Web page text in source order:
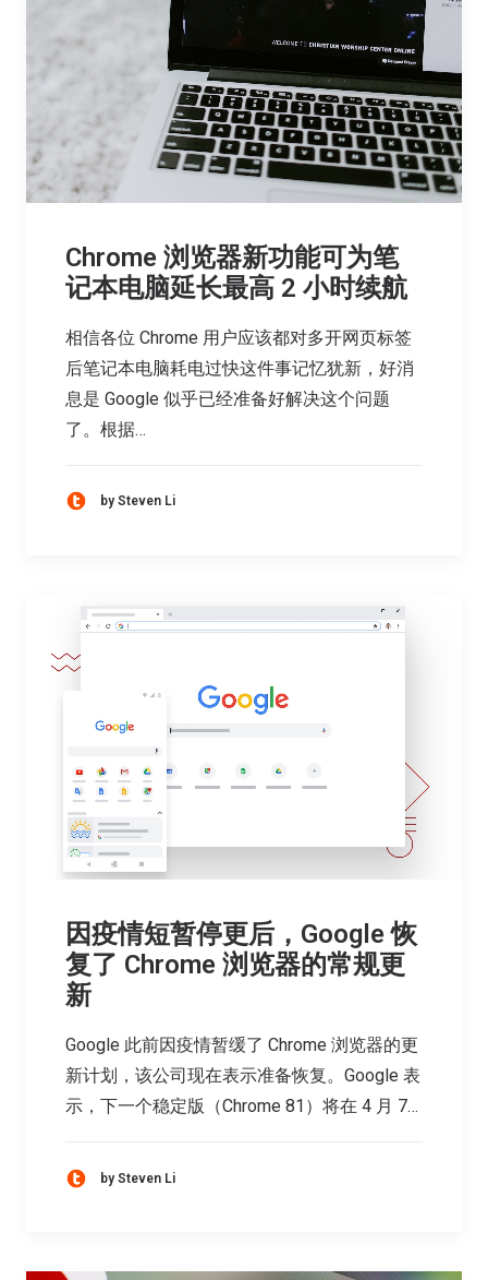
Chrome 浏览器新功能可为笔
记本电脑延长最高 2 小时续航
相信各位 Chrome 用户应该都对多开网页标签
后笔记本电脑耗电过快这件事记忆犹新，好消
息是 Google 似乎已经准备好解决这个问题
了。根据…
by Steven Li
因疫情短暂停更后，Google 恢
复了 Chrome 浏览器的常规更
新
Google 此前因疫情暂缓了 Chrome 浏览器的更
新计划，该公司现在表示准备恢复。Google 表
示，下一个稳定版（Chrome 81）将在 4 月 7…
by Steven Li